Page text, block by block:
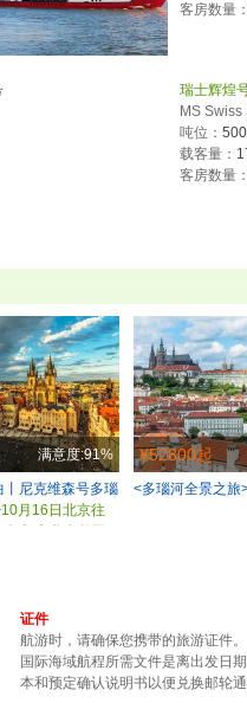
客房数量：
瑞士辉煌
MS
吨位：
载客量：
客房数量：
满意度:91%
尼克维森号多瑙
10月16日北京往
¥52800起
<多瑙河全景之旅
证件
航游时，请确保您携带的旅游证件。
国际海域航程所需文件是离出发日
本和预定确认说明书以便兑换邮轮通